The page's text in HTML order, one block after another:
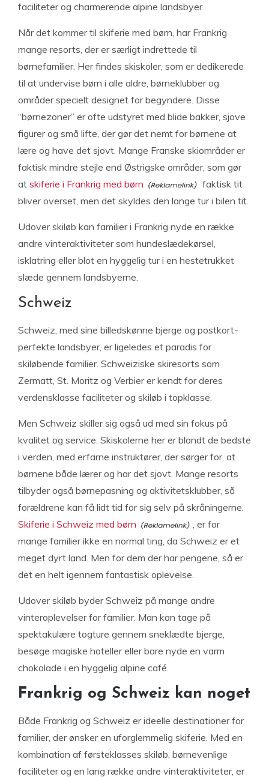
faciliteter og charmerende alpine landsbyer.
Når det kommer til skiferie med børn, har Frankrig
mange resorts, der er særligt indrettede til
børnefamilier. Her findes skiskoler, som er dedikerede
til at undervise børn i alle aldre, børneklubber og
områder specielt designet for begyndere. Disse
“børnezoner” er ofte udstyret med blide bakker, sjove
figurer og små lifte, der gør det nemt for børnene at
lære og have det sjovt. Mange Franske skiområder er
faktisk mindre stejle end Østrigske områder, som gør
at skiferie i Frankrig med børn
faktisk tit
bliver overset, men det skyldes den lange tur i bilen tit.
Udover skiløb kan familier i Frankrig nyde en række
andre vinteraktiviteter som hundeslædekørsel,
isklatring eller blot en hyggelig tur i en hestetrukket
slæde gennem landsbyerne.
Schweiz
Schweiz, med sine billedskønne bjerge og postkort-
perfekte landsbyer, er ligeledes et paradis for
skiløbende familier. Schweiziske skiresorts som
Zermatt, St. Moritz og Verbier er kendt for deres
verdensklasse faciliteter og skiløb i topklasse.
Men Schweiz skiller sig også ud med sin fokus på
kvalitet og service. Skiskolerne her er blandt de bedste
i verden, med erfarne instruktører, der sørger for, at
børnene både lærer og har det sjovt. Mange resorts
tilbyder også børnepasning og aktivitetsklubber, så
forældrene kan få lidt tid for sig selv på skråningerne.
Skiferie i Schweiz med børn
, er for
mange familier ikke en normal ting, da Schweiz er et
meget dyrt land. Men for dem der har pengene, så er
det en helt igennem fantastisk oplevelse.
Udover skiløb byder Schweiz på mange andre
vinteroplevelser for familier. Man kan tage på
spektakulære togture gennem sneklædte bjerge,
besøge magiske hoteller eller bare nyde en varm
chokolade i en hyggelig alpine café.
Frankrig og Schweiz kan noget
Både Frankrig og Schweiz er ideelle destinationer for
familier, der ønsker en uforglemmelig skiferie. Med en
kombination af førsteklasses skiløb, børnevenlige
faciliteter og en lang række andre vinteraktiviteter, er